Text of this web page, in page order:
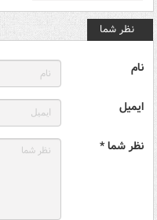
نظر شما
نام
ایمیل
نظر شما *